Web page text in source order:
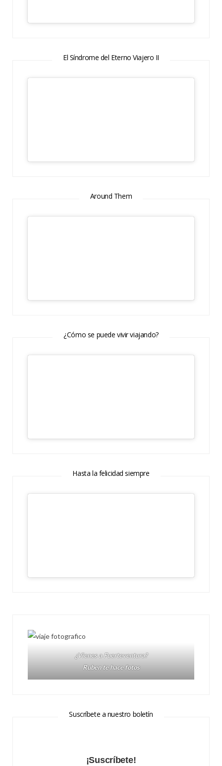
El Síndrome del Eterno Viajero II
Around Them
¿Cómo se puede vivir viajando?
Hasta la felicidad siempre
¿Vienes a Fuerteventura?
Ruben te hace fotos
Suscríbete a nuestro boletín
¡Suscríbete!